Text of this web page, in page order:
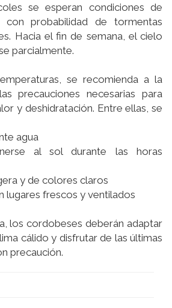
se esperan condiciones de
con probabilidad de tormentas
Hacia el fin de semana, el cielo
parcialmente.
se recomienda a la
precauciones necesarias para
y deshidratación. Entre ellas, se
agua
al sol durante las horas
y de colores claros
lugares frescos y ventilados
los cordobeses deberán adaptar
cálido y disfrutar de las últimas
precaución.